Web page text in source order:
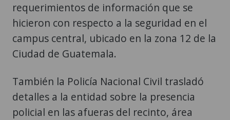
requerimientos de información que se
hicieron con respecto a la seguridad en el
campus central, ubicado en la zona 12 de la
Ciudad de Guatemala.
También la Policía Nacional Civil trasladó
detalles a la entidad sobre la presencia
policial en las afueras del recinto, área